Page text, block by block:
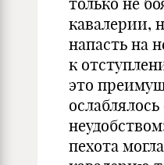
кавалерии,
напасть на
к
это
пехота